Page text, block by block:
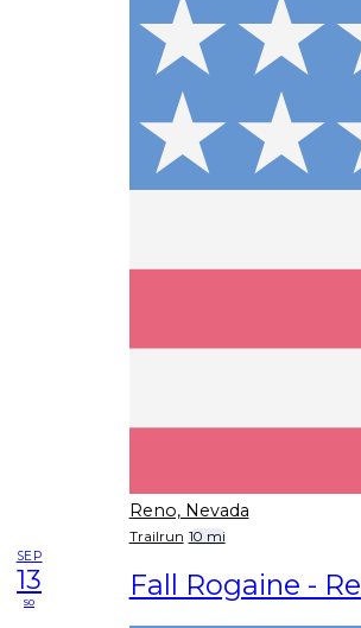
Reno, Nevada
Trailrun 10 mi
SEP
13
so Fall Rogaine -